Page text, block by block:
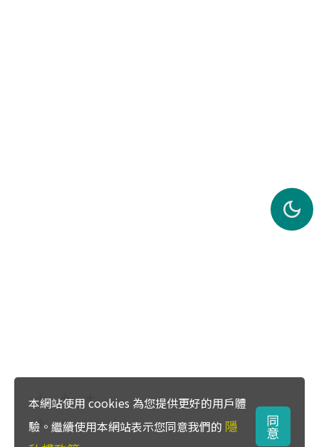
本網站使用 cookies 為您提供更好的用戶體
驗。繼續使用本網站表示您同意我們的 隱
同
意